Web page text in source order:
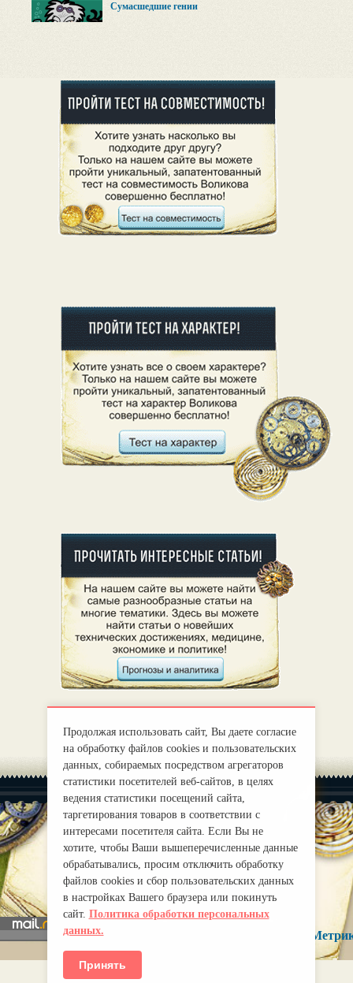
Сумасшедшие гении
О нас
Правила
mirprognoz@mail.ru
Продолжая использовать сайт, Вы даете согласие
на обработку файлов cookies и пользовательских
данных, собираемых посредством агрегаторов
статистики посетителей веб-сайтов, в целях
ведения статистики посещений сайта,
таргетирования товаров в соответствии с
интересами посетителя сайта. Если Вы не
хотите, чтобы Ваши вышеперечисленные данные
обрабатывались, просим отключить обработку
файлов cookies и сбор пользовательских данных
в настройках Вашего браузера или покинуть
сайт. Политика обработки персональных
данных.
Принять